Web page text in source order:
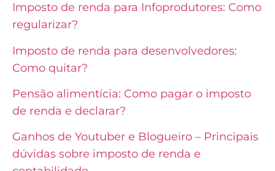
Imposto de renda para Infoprodutores: Como
regularizar?
Imposto de renda para desenvolvedores:
Como quitar?
Pensão alimentícia: Como pagar o imposto
de renda e declarar?
Ganhos de Youtuber e Blogueiro – Principais
dúvidas sobre imposto de renda e